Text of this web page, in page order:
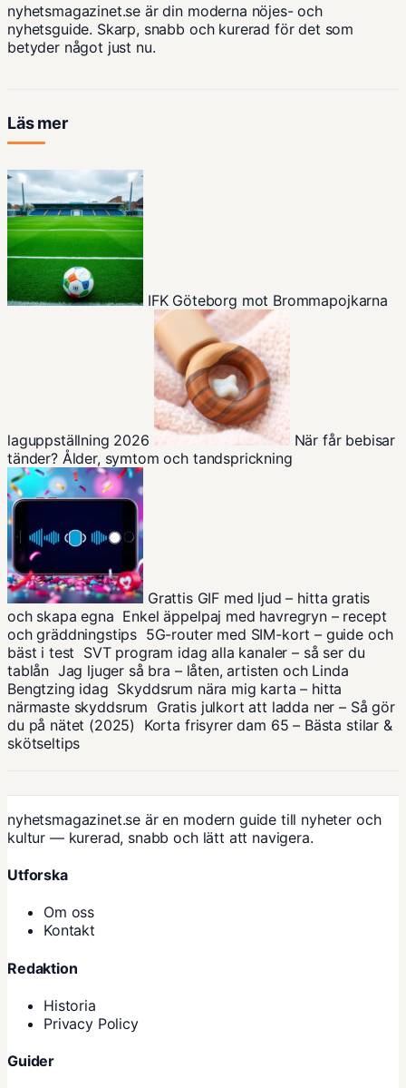
nyhetsmagazinet.se är din moderna nöjes- och
nyhetsguide. Skarp, snabb och kurerad för det som
betyder något just nu.
Läs mer
IFK Göteborg mot Brommapojkarna
laguppställning 2026
När får bebisar
tänder? Ålder, symtom och tandsprickning
Grattis GIF med ljud – hitta gratis
och skapa egna Enkel äppelpaj med havregryn – recept
och gräddningstips 5G-router med SIM-kort – guide och
bäst i test SVT program idag alla kanaler – så ser du
tablån Jag ljuger så bra – låten, artisten och Linda
Bengtzing idag Skyddsrum nära mig karta – hitta
närmaste skyddsrum Gratis julkort att ladda ner – Så gör
du på nätet (2025)
Korta frisyrer dam 65 – Bästa stilar &
skötseltips
nyhetsmagazinet.se är en modern guide till nyheter och
kultur — kurerad, snabb och lätt att navigera.
Utforska
Om oss
Kontakt
Redaktion
Historia
Privacy Policy
Guider